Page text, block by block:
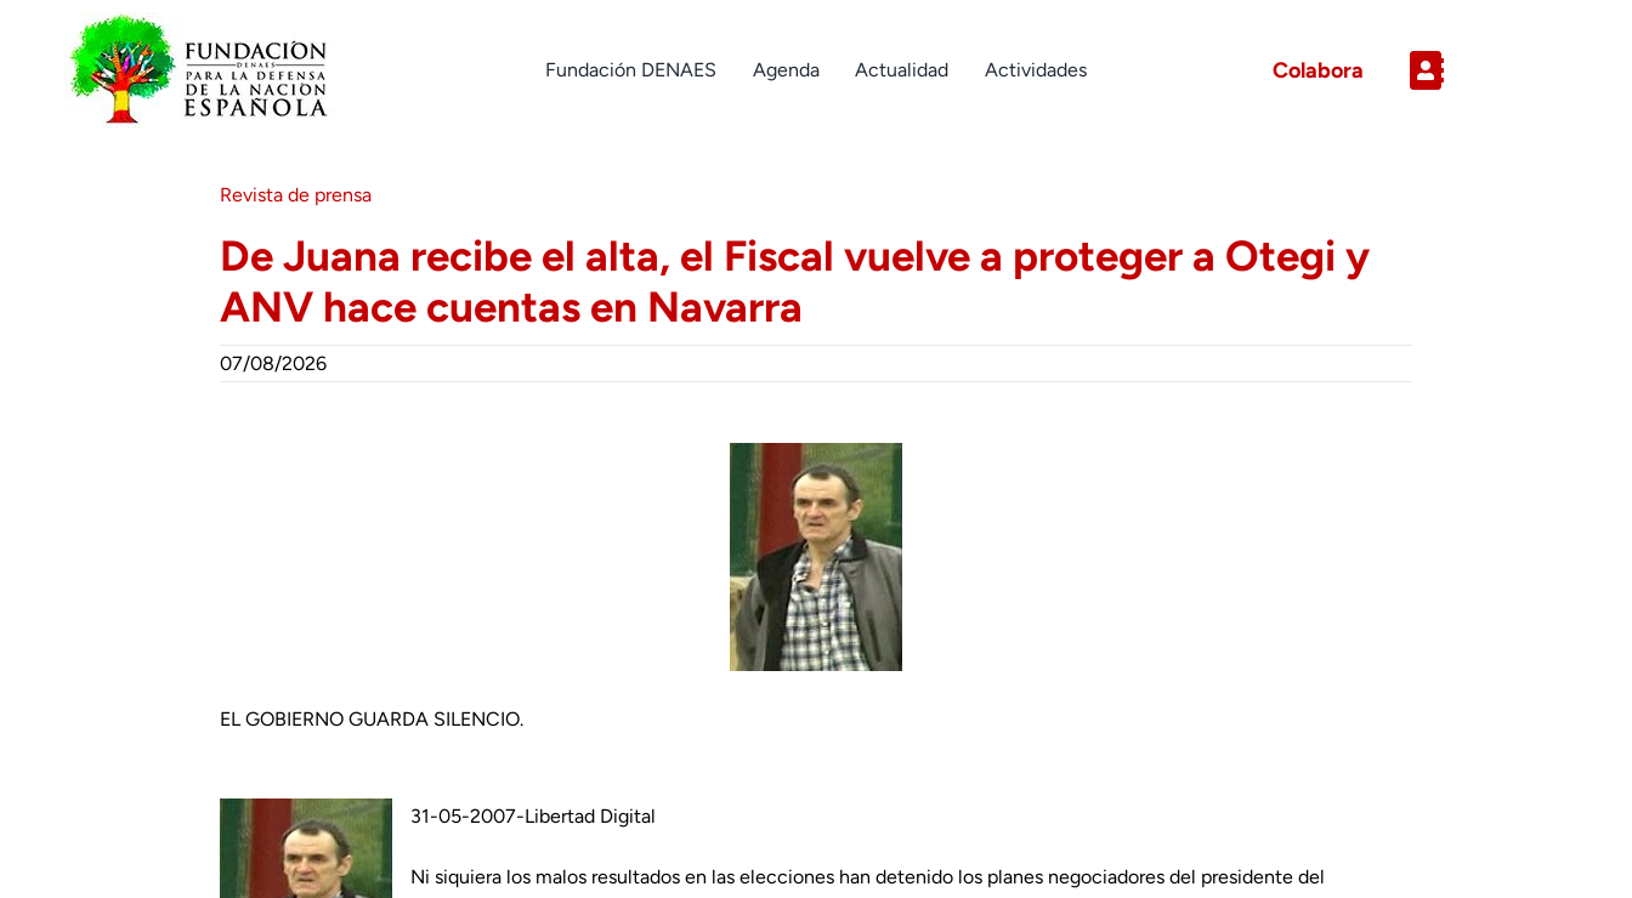
contenido
Fundación DENAES Agenda Actualidad Actividades Colabora
Revista de prensa
De Juana recibe el alta, el Fiscal vuelve a proteger a Otegi y
ANV hace cuentas en Navarra
07/08/2026
EL GOBIERNO GUARDA SILENCIO.
31-05-2007-Libertad Digital
Ni siquiera los malos resultados en las elecciones han detenido los planes negociadores del presidente del